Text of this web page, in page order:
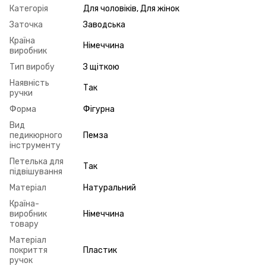
Категорія
Для чоловіків, Для жінок
Заточка
Заводська
Країна
виробник
Німеччина
Тип виробу
З щіткою
Наявність
ручки
Так
Форма
Фігурна
Вид
педикюрного
інструменту
Пемза
Петелька для
підвішування
Так
Матеріал
Натуральний
Країна-
виробник
товару
Німеччина
Матеріал
покриття
ручок
Пластик